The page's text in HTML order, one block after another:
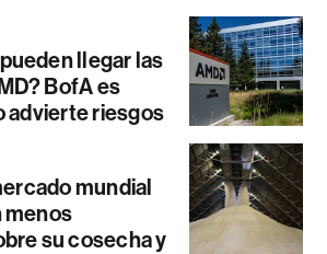
llegar las
BofA es
advierte riesgos
mundial
menos
su cosecha y